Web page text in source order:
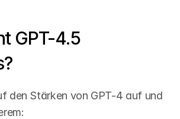
GPT-4.5
den Stärken von GPT-4 auf und